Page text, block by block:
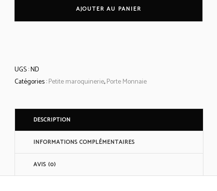
AJOUTER AU PANIER
UGS :ND
Catégories :Petite maroquinerie,Porte Monnaie
DESCRIPTION
INFORMATIONS COMPLÉMENTAIRES
AVIS (0)